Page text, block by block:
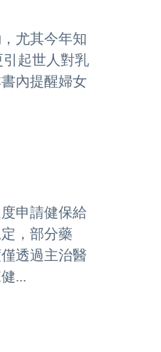
尤其今年知
起世人對乳
內提醒婦女
申請健保給
，部分藥
透過主治醫
...